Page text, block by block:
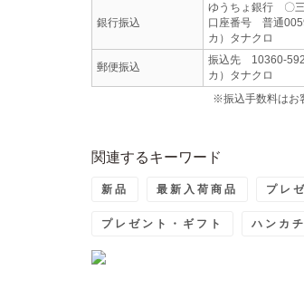
銀行振込
ゆうちょ銀行 〇
口座番号 普通
カ）タナクロ
郵便振込
振込先 10360-
カ）タナクロ
※振込手数料はお
関連するキーワード
新品 最新入荷商品 プレ
プレゼント・ギフト ハンカチ